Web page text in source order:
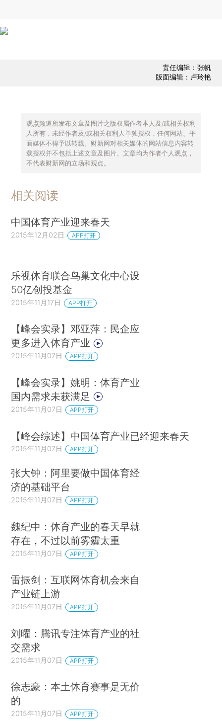
责任编辑：张帆
版面编辑：卢玲艳
观点频道所发布文章及图片之版权属作者本人及/或相关权利
人所有，未经作者及/或相关权利人单独授权，任何网站、平
面媒体不得予以转载。财新网对相关媒体的网站信息内容转
载授权并不包括上述文章及图片。文章均为作者个人观点，
不代表财新网的立场和观点。
相关阅读
中国体育产业迎来春天
2015年12月02日 APP打开
乐视体育联合鸟巢文化中心设
50亿创投基金
2015年11月17日 APP打开
【峰会实录】邓亚萍：民企应
更多进入体育产业
2015年11月07日 APP打开
【峰会实录】姚明：体育产业
国内需求未获满足
2015年11月07日 APP打开
【峰会综述】中国体育产业已经迎来春天
2015年11月07日 APP打开
张大钟：阿里要做中国体育经
济的基础平台
2015年11月07日 APP打开
魏纪中：体育产业的春天早就
存在，不过以前雾霾太重
2015年11月07日 APP打开
雷振剑：互联网体育机会来自
产业链上游
2015年11月07日 APP打开
刘曜：腾讯专注体育产业的社
交需求
2015年11月07日 APP打开
徐志豪：本土体育赛事是无价
的
2015年11月07日 APP打开